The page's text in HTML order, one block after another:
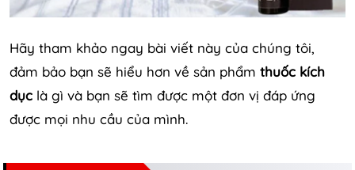
Hãy tham khảo ngay bài viết này của chúng tôi,
đảm bảo bạn sẽ hiểu hơn về sản phẩm thuốc kích
dục là gì và bạn sẽ tìm được một đơn vị đáp ứng
được mọi nhu cầu của mình.